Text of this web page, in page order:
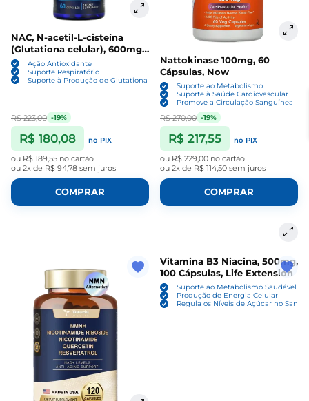
NAC, N-acetil-L-cisteína
(Glutationa celular), 600mg,
60 Cápsulas, Life Extension
Ação Antioxidante
Suporte Respiratório
Suporte à Produção de Glutationa
R$ 223,00 -19%
R$ 180,08 no PIX
ou R$ 189,55 no cartão
ou 2x de R$ 94,78 sem juros
COMPRAR
Nattokinase 100mg, 60
Cápsulas, Now
Suporte ao Metabolismo
Suporte à Saúde Cardiovascular
Promove a Circulação Sanguínea
R$ 270,00 -19%
R$ 217,55 no PIX
ou R$ 229,00 no cartão
ou 2x de R$ 114,50 sem juros
COMPRAR
Vitamina B3 Niacina, 500mg,
100 Cápsulas, Life Extension
Suporte ao Metabolismo Saudável
Produção de Energia Celular
Regula os Níveis de Açúcar no